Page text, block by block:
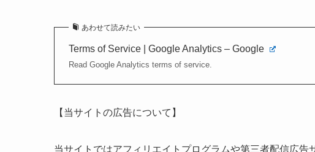
あわせて読みたい
Terms of Service | Google Analytics – Google
Read Google Analytics terms of service.
【当サイトの広告について】
当サイトではアフィリエイトプログラムや第三者配信広告